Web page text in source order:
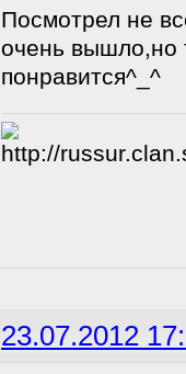
Посмотрел не
очень вышло,но
понравится^_^
23.07.2012